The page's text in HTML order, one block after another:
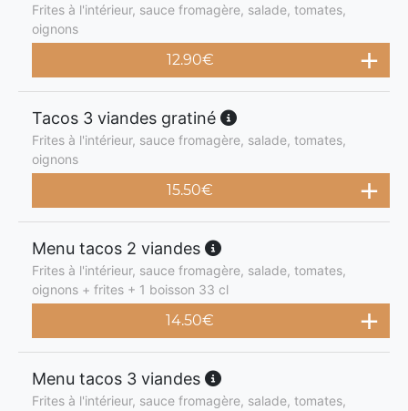
Frites à l'intérieur, sauce fromagère, salade, tomates,
oignons
12.90€
Tacos 3 viandes gratiné
Frites à l'intérieur, sauce fromagère, salade, tomates,
oignons
15.50€
Menu tacos 2 viandes
Frites à l'intérieur, sauce fromagère, salade, tomates,
oignons + frites + 1 boisson 33 cl
14.50€
Menu tacos 3 viandes
Frites à l'intérieur, sauce fromagère, salade, tomates,